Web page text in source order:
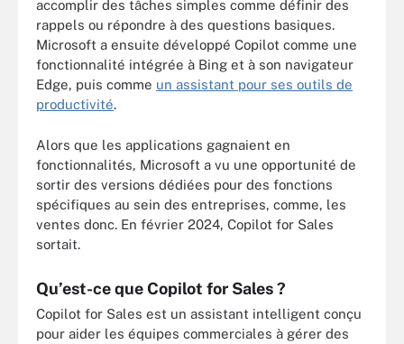
accomplir des tâches simples comme définir des
rappels ou répondre à des questions basiques.
Microsoft a ensuite développé Copilot comme une
fonctionnalité intégrée à Bing et à son navigateur
Edge, puis comme un assistant pour ses outils de
productivité.
Alors que les applications gagnaient en
fonctionnalités, Microsoft a vu une opportunité de
sortir des versions dédiées pour des fonctions
spécifiques au sein des entreprises, comme, les
ventes donc. En février 2024, Copilot for Sales
sortait.
Qu’est-ce que Copilot for Sales ?
Copilot for Sales est un assistant intelligent conçu
pour aider les équipes commerciales à gérer des